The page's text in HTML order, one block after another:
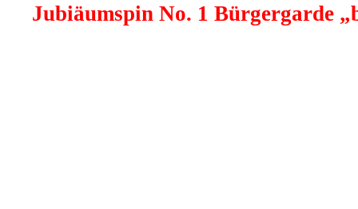
Jubiäumspin No. 1 Bürgergarde